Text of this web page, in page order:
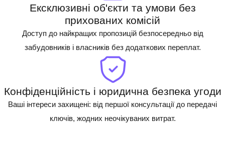
Ексклюзивні об'єкти та умови без
прихованих комісій
Доступ до найкращих пропозицій безпосередньо від
забудовників і власників без додаткових переплат.
Конфіденційність і юридична безпека угоди
Ваші інтереси захищені: від першої консультації до передачі
ключів, жодних неочікуваних витрат.